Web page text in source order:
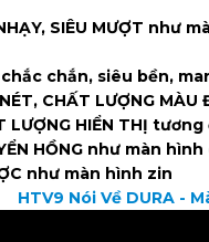
SIÊU MƯỢT như
chắc chắn, siêu bền,
NÉT, CHẤT LƯỢNG
LƯỢNG HIỂN THỊ
HỒNG như màn
như màn hình zin
HTV9 Nói Về DURA -